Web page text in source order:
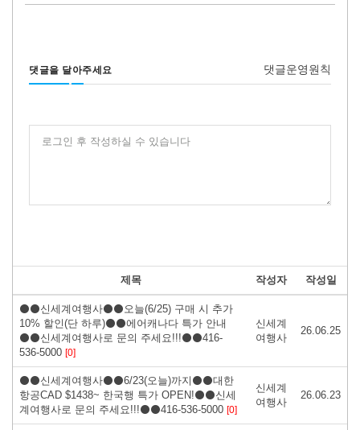
댓글을 달아주세요 댓글운영원칙
로그인 후 작성하실 수 있습니다
제목 작성자 작성일
⚫⚫신세계여행사⚫⚫오늘(6/25) 구매 시 추가
10% 할인(단 하루)⚫⚫에어캐나다 특가 안내
⚫⚫신세계여행사로 문의 주세요!!!⚫⚫416-
536-5000 [0]
신세계
여행사
26.06.25
⚫⚫신세계여행사⚫⚫6/23(오늘)까지⚫⚫대한
항공CAD $1438~ 한국행 특가 OPEN!⚫⚫신세
계여행사로 문의 주세요!!!⚫⚫416-536-5000 [0]
신세계
여행사
26.06.23